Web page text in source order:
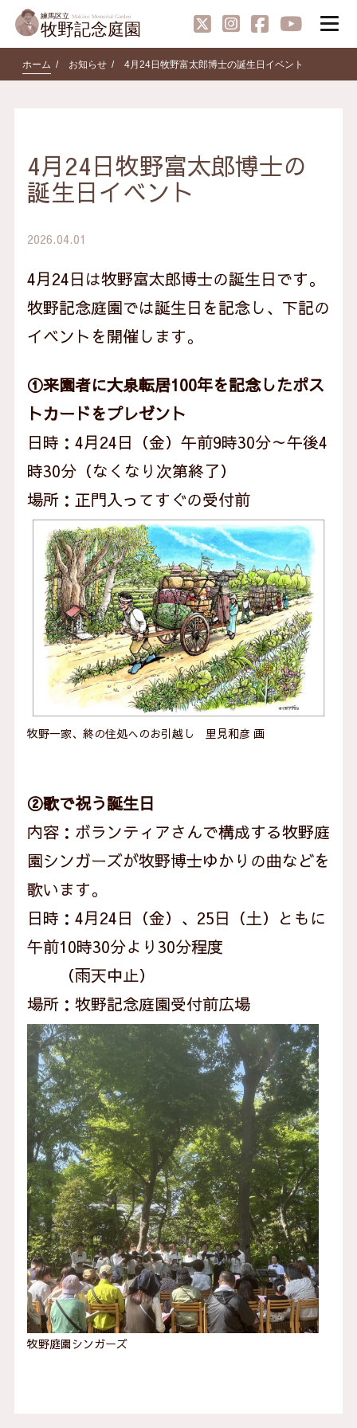
ホーム お知らせ 4月24日牧野富太郎博士の誕生日イベント
4月24日牧野富太郎博士の
誕生日イベント
2026.04.01
4月24日は牧野富太郎博士の誕生日です。
牧野記念庭園では誕生日を記念し、下記の
イベントを開催します。
①来園者に大泉転居100年を記念したポス
トカードをプレゼント
日時：4月24日（金）午前9時30分～午後4
時30分（なくなり次第終了）
場所：正門入ってすぐの受付前
牧野一家、終の住処へのお引越し 里見和彦 画
②歌で祝う誕生日
内容：ボランティアさんで構成する牧野庭
園シンガーズが牧野博士ゆかりの曲などを
歌います。
日時：4月24日（金）、25日（土）ともに
午前10時30分より30分程度
（雨天中止）
場所：牧野記念庭園受付前広場
牧野庭園シンガーズ